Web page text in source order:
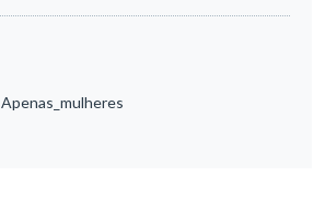
Apenas_mulheres